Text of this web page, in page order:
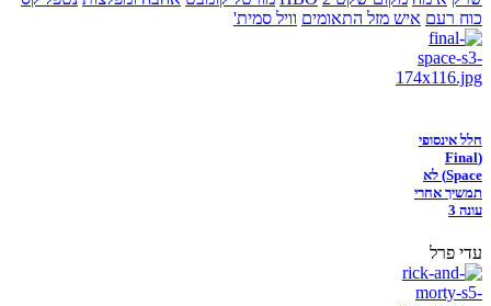
כוח רעם איש מזל התאומים וויל סמית'
חלל אינסופי
(Final
Space) לא
תמשיך אחרי
עונה 3
עדי פרל